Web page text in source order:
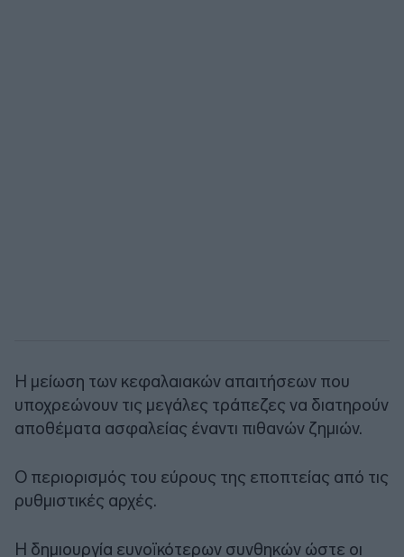
Η μείωση των κεφαλαιακών απαιτήσεων που
υποχρεώνουν τις μεγάλες τράπεζες να διατηρούν
αποθέματα ασφαλείας έναντι πιθανών ζημιών.
Ο περιορισμός του εύρους της εποπτείας από τις
ρυθμιστικές αρχές.
Η δημιουργία ευνοϊκότερων συνθηκών ώστε οι